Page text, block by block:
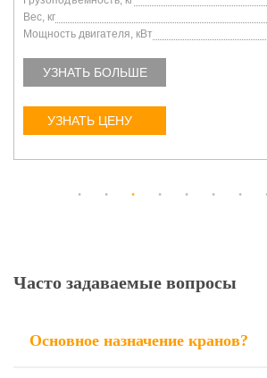
Вес, кг
Мощность двигателя, кВт
УЗНАТЬ БОЛЬШЕ
УЗНАТЬ ЦЕНУ
Часто задаваемые вопросы
Основное назначение кранов?